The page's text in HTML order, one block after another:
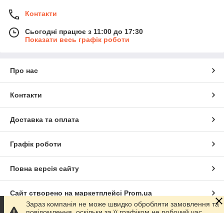
Контакти
Сьогодні працює з 11:00 до 17:30
Показати весь графік роботи
Про нас
Контакти
Доставка та оплата
Графік роботи
Повна версія сайту
Сайт створено на маркетплейсі Prom.ua
Зараз компанія не може швидко обробляти замовлення та